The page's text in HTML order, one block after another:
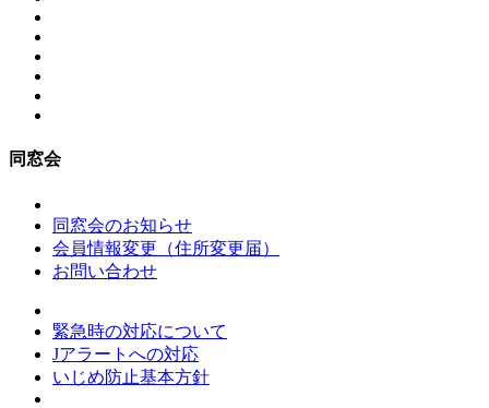
同窓会
同窓会のお知らせ
会員情報変更（住所変更届）
お問い合わせ
緊急時の対応について
Jアラートへの対応
いじめ防止基本方針